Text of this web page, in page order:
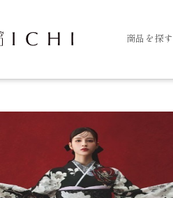
商品を探す